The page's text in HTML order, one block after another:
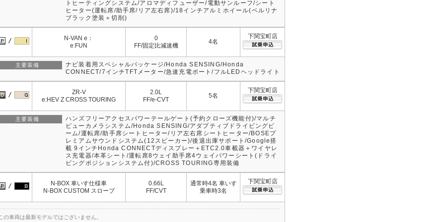
トヒーティングシステム/アロマディフューザー/電動サンルーフ/シート
ヒーター(運転席/助手席/リア左右席)/18インチアルミホイール(ベルリナ
ブラック塗装＋切削)
N-VAN e：
e:FUN
0
FF/固定比減速機
4名
下関宝町店
主要装備
ナビ装着用スペシャルパッケージ/Honda SENSING/Honda
CONNECT/7インチTFTメーター/急速充電ポート/フルLEDヘッドライト
ZR-V
e:HEV Z CROSS TOURING
2.0L
FF/e-CVT
5名
下関宝町店
主要装備
ハンズフリーアクセスパワーテールゲート(予約クローズ機能付)/マルチ
ビューカメラシステム/Honda SENSING/アダプティブドライビングビ
ーム/運転席/助手席シートヒーター/リア左右席シートヒーター/BOSEプ
レミアムサウンドシステム(12スピーカー)/後退出庫サポート/Google搭
載 9インチHonda CONNECTディスプレー＋ETC2.0車載器＋ワイヤレ
ス充電器/本革シート/運転席8ウェイ助手席4ウェイパワーシート(ドライ
ビングポジションシステム付)/CROSS TOURING専用装備
N-BOX 車いす仕様車
N-BOX CUSTOM スロープ
0.66L
FF/CVT
通常時4名 車いす
乗車時3名
下関宝町店
の車両は最新モデルではございません。